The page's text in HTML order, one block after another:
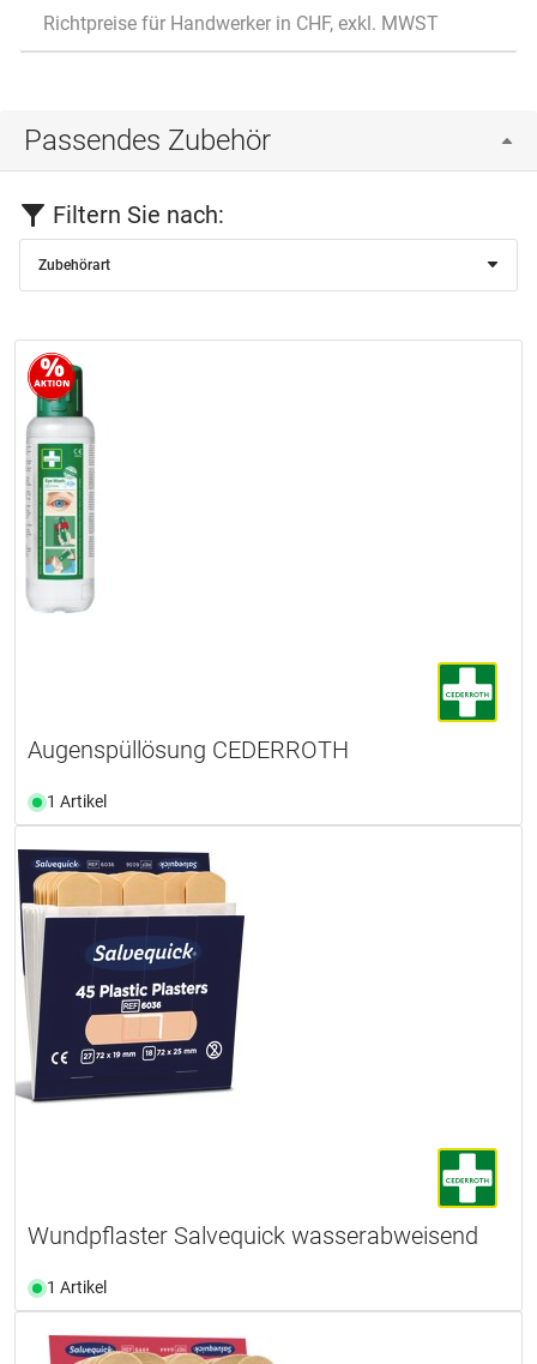
Richtpreise für Handwerker in CHF, exkl. MWST
Passendes Zubehör
Filtern Sie nach:
Zubehörart
Augenspüllösung CEDERROTH
1 Artikel
Wundpflaster Salvequick wasserabweisend
1 Artikel